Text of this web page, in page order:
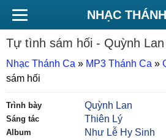
NHẠC
Tự tình sám hối - Quỳnh Lan
Nhạc Thánh Ca » MP3 Thánh Ca »
sám hối
Trình bày Quỳnh Lan
Sáng tác Thiên Lý
Album Như Lễ Hy Sinh